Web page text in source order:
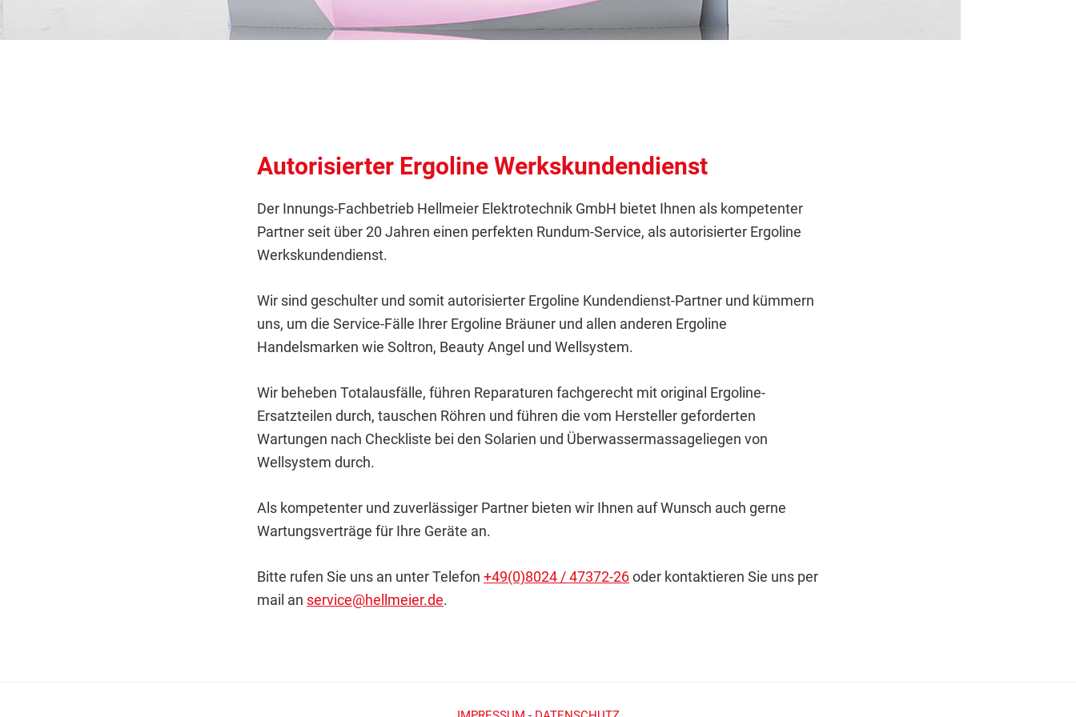
Autorisierter Ergoline Werkskundendienst
Der Innungs-Fachbetrieb Hellmeier Elektrotechnik GmbH bietet Ihnen als kompetenter
Partner seit über 20 Jahren einen perfekten Rundum-Service, als autorisierter Ergoline
Werkskundendienst.
Wir sind geschulter und somit autorisierter Ergoline Kundendienst-Partner und kümmern
uns, um die Service-Fälle Ihrer Ergoline Bräuner und allen anderen Ergoline
Handelsmarken wie Soltron, Beauty Angel und Wellsystem.
Wir beheben Totalausfälle, führen Reparaturen fachgerecht mit original Ergoline-
Ersatzteilen durch, tauschen Röhren und führen die vom Hersteller geforderten
Wartungen nach Checkliste bei den Solarien und Überwassermassageliegen von
Wellsystem durch.
Als kompetenter und zuverlässiger Partner bieten wir Ihnen auf Wunsch auch gerne
Wartungsverträge für Ihre Geräte an.
Bitte rufen Sie uns an unter Telefon +49(0)8024 / 47372-26oder kontaktieren Sie uns per
mail an service@hellmeier.de.